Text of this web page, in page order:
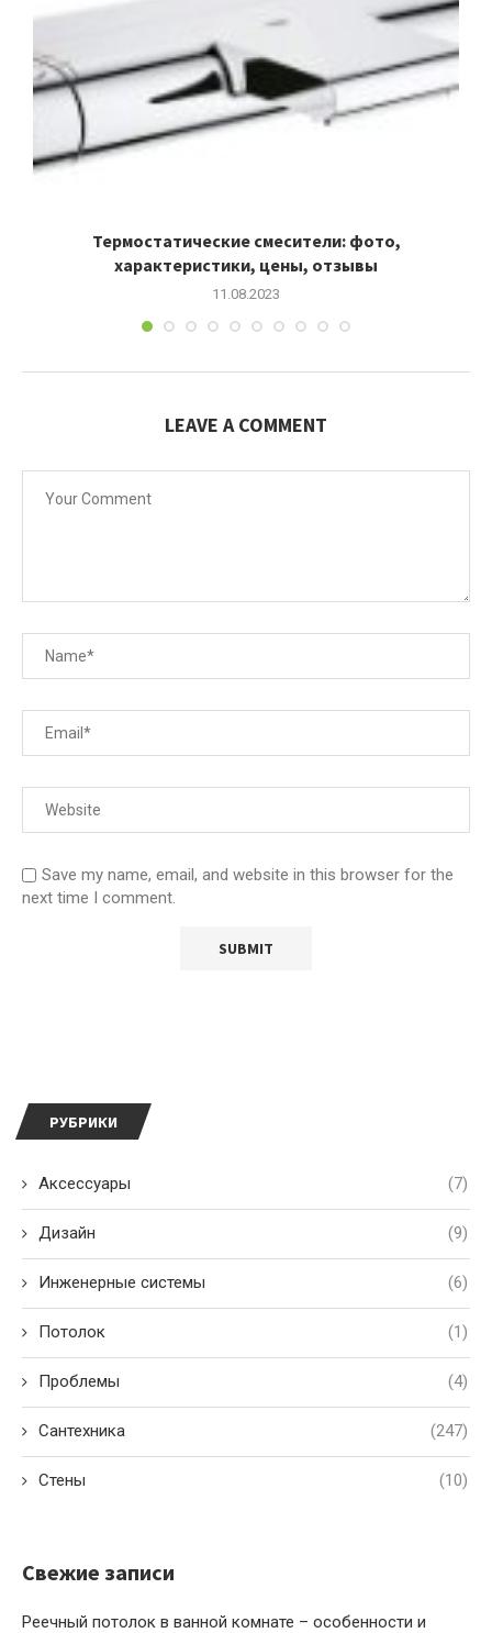
Термостатические смесители: фото,
характеристики, цены, отзывы
11.08.2023
LEAVE A COMMENT
Save my name, email, and website in this browser for the
next time I comment.
РУБРИКИ
Аксессуары (7)
Дизайн (9)
Инженерные системы (6)
Потолок (1)
Проблемы (4)
Сантехника (247)
Стены (10)
Свежие записи
Реечный потолок в ванной комнате – особенности и